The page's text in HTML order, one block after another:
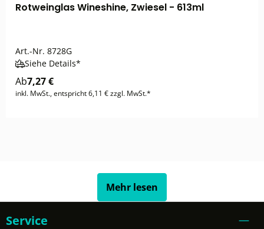
Rotweinglas Wineshine, Zwiesel - 613ml
Art.-Nr. 8728G
Siehe Details*
Ab7,27 €
inkl. MwSt., entspricht 6,11 € zzgl. MwSt.*
Mehr lesen
Service